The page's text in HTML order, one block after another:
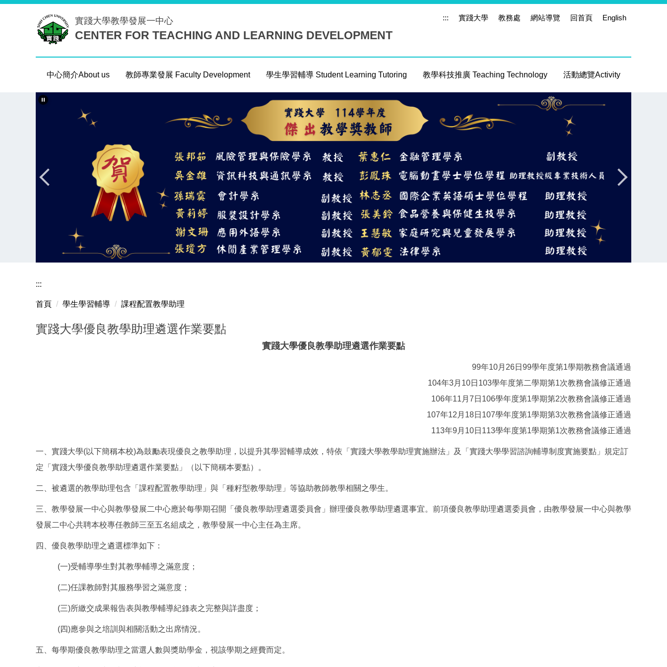
實踐大學教學發展一中心
CENTER FOR TEACHING AND LEARNING DEVELOPMENT
::: 實踐大學 教務處 網站導覽 回首頁 English
中心簡介About us 教師專業發展 Faculty Development 學生學習輔導 Student Learning Tutoring 教學科技推廣 Teaching Technology 活動總覽Activity
114教學優良獎-傑出
:::
首頁 學生學習輔導 課程配置教學助理
實踐大學優良教學助理遴選作業要點
實踐大學優良教學助理遴選作業要點
99年10月26日99學年度第1學期教務會議通過
104年3月10日103學年度第二學期第1次教務會議修正通過
106年11月7日106學年度第1學期第2次教務會議修正通過
107年12月18日107學年度第1學期第3次教務會議修正通過
113年9月10日113學年度第1學期第1次教務會議修正通過
一、實踐大學(以下簡稱本校)為鼓勵表現優良之教學助理，以提升其學習輔導成效，特依「實踐大學教學助理實施辦法」及「實踐大學學習諮詢輔導制度實施要點」規定訂
定「實踐大學優良教學助理遴選作業要點」（以下簡稱本要點）。
二、被遴選的教學助理包含「課程配置教學助理」與「種籽型教學助理」等協助教師教學相關之學生。
三、教學發展一中心與教學發展二中心應於每學期召開「優良教學助理遴選委員會」辦理優良教學助理遴選事宜。前項優良教學助理遴選委員會，由教學發展一中心與教學
發展二中心共聘本校專任教師三至五名組成之，教學發展一中心主任為主席。
四、優良教學助理之遴選標準如下：
(一)受輔導學生對其教學輔導之滿意度；
(二)任課教師對其服務學習之滿意度；
(三)所繳交成果報告表與教學輔導紀錄表之完整與詳盡度；
(四)應參與之培訓與相關活動之出席情況。
五、每學期優良教學助理之當選人數與獎助學金，視該學期之經費而定。